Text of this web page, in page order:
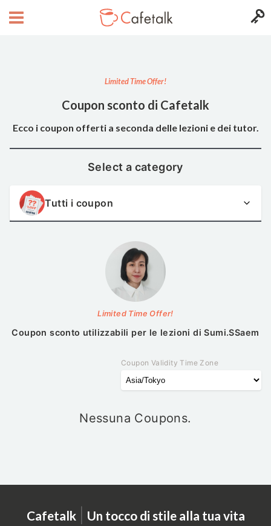
Limited Time Offer!
Coupon sconto di Cafetalk
Ecco i coupon offerti a seconda delle lezioni e dei tutor.
Select a category
Tutti i coupon
Limited Time Offer!
Coupon sconto utilizzabili per le lezioni diSumi.SSaem
Coupon Validity Time Zone
Nessuna Coupons.
Cafetalk | Un tocco di stile alla tua vita